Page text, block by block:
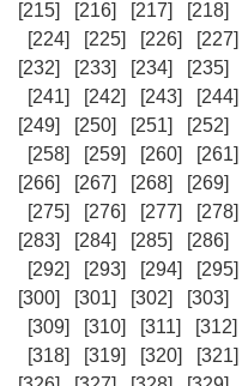
[215]
[216] [217] [218]
[224]
[225] [226] [227]
[232]
[233] [234] [235]
[241]
[242] [243] [244]
[249]
[250] [251] [252]
[258]
[259] [260] [261]
[266]
[267] [268] [269]
[275]
[276] [277] [278]
[283]
[284] [285] [286]
[292]
[293] [294] [295]
[300]
[301] [302] [303]
[309]
[310] [311] [312]
[318]
[319] [320] [321]